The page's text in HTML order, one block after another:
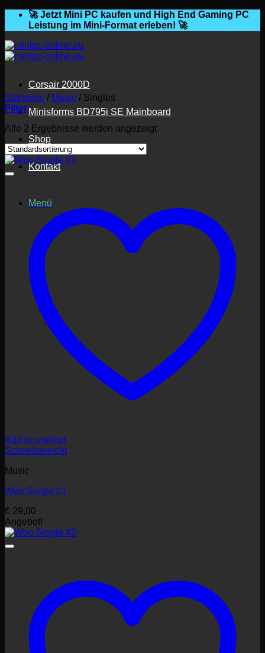
Zum
🚀 Jetzt Mini PC kaufen und High End Gaming PC
Leistung im Mini-Format erleben! 🚀
Corsair 2000D
Minisforms BD795i SE Mainboard
Shop
Kontakt
Menü
Startseite / Music / Singles
Filter
Alle 2 Ergebnisse werden angezeigt
Add to wishlist
Schnellansicht
Music
Woo Single #1
€ 29,00
Angebot!